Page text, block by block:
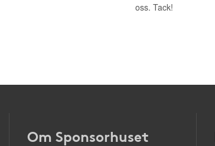
oss. Tack!
Om Sponsorhuset